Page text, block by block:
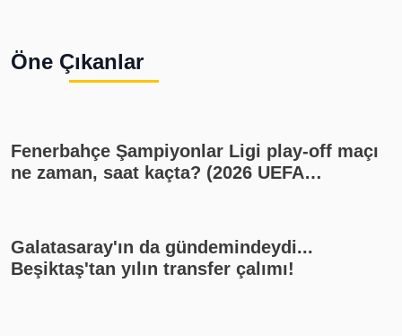
Öne Çıkanlar
Fenerbahçe Şampiyonlar Ligi play-off maçı
ne zaman, saat kaçta? (2026 UEFA
11'i)
Galatasaray'ın da gündemindeydi...
Beşiktaş'tan yılın transfer çalımı!